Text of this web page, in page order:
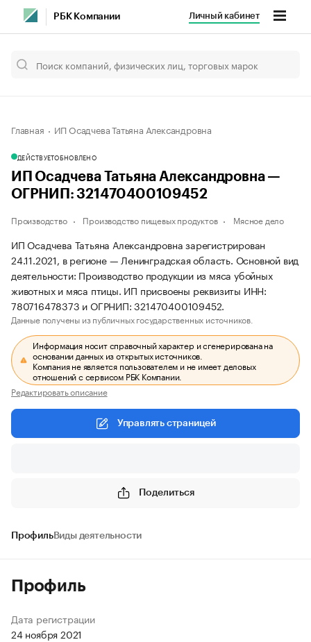
РБК Компании Личный кабинет
Главная ИП Осадчева Татьяна Александровна
ДЕЙСТВУЕТОБНОВЛЕНО
ИП Осадчева Татьяна Александровна —
ОГРНИП: 321470400109452
Производство Производство пищевых продуктов Мясное дело
ИП Осадчева Татьяна Александровна зарегистрирован
24.11.2021, в регионе — Ленинградская область. Основной вид
деятельности: Производство продукции из мяса убойных
животных и мяса птицы. ИП присвоены реквизиты ИНН:
780716478373 и ОГРНИП: 321470400109452.
Данные получены из публичных государственных источников.
Информация носит справочный характер и сгенерирована на
основании данных из открытых источников.
Компания не является пользователем и не имеет деловых
отношений с сервисом РБК Компании.
Редактировать описание
Управлять страницей
Поделиться
ПрофильВиды деятельности
Профиль
Дата регистрации
24 ноября 2021